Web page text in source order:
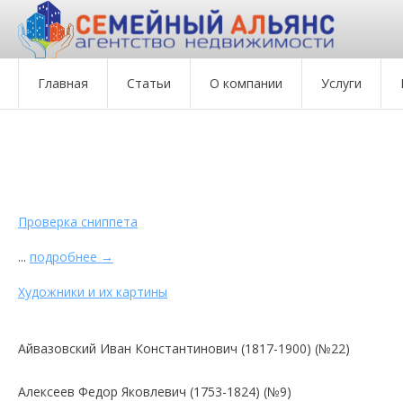
Главная Статьи О компании Услуги
Проверка сниппета
... подробнее →
Художники и их картины
Айвазовский Иван Константинович (1817-1900) (№22)
Алексеев Федор Яковлевич (1753-1824) (№9)